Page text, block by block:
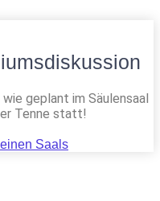
geplant im Säulensaal
Tenne statt!
Saals